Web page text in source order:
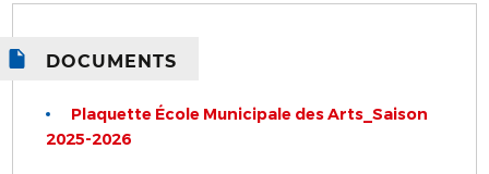
DOCUMENTS
Plaquette École Municipale des Arts_Saison
2025-2026